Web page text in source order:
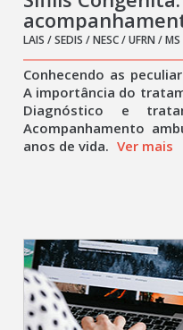
LAIS / SEDIS / NESC / UFRN / MS
Conhecendo as
A importância do
Diagnóstico e
Acompanhamento
anos de vida. Ver mais